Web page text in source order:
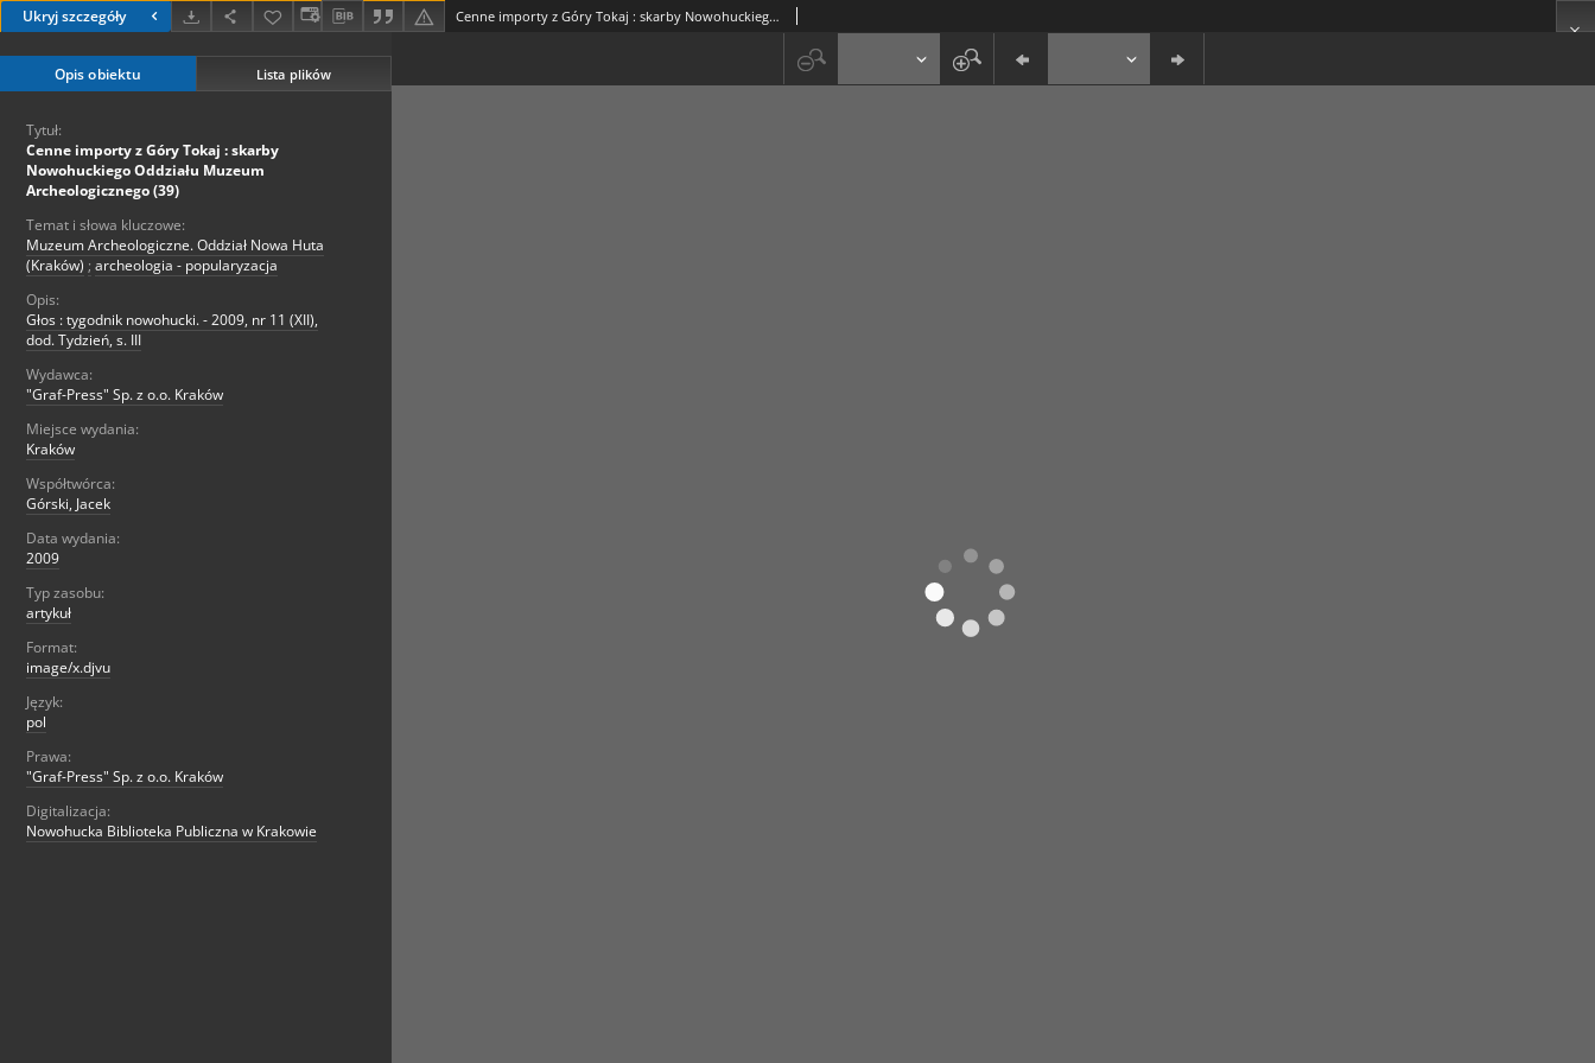
Ukryj szczegóły Cenne importy z Góry Tokaj : skarby Nowohuckiego Oddziału Muzeum Archeologicznego (39)
Opis obiektu Lista plików
Tytuł:
Cenne importy z Góry Tokaj : skarby
Nowohuckiego Oddziału Muzeum
Archeologicznego (39)
Temat i słowa kluczowe:
Muzeum Archeologiczne. Oddział Nowa Huta
(Kraków) ; archeologia - popularyzacja
Opis:
Głos : tygodnik nowohucki. - 2009, nr 11 (XII),
dod. Tydzień, s. III
Wydawca:
"Graf-Press" Sp. z o.o. Kraków
Miejsce wydania:
Kraków
Współtwórca:
Górski, Jacek
Data wydania:
2009
Typ zasobu:
artykuł
Format:
image/x.djvu
Język:
pol
Prawa:
"Graf-Press" Sp. z o.o. Kraków
Digitalizacja:
Nowohucka Biblioteka Publiczna w Krakowie